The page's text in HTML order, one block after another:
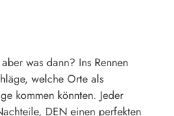
was dann? Ins Rennen
welche Orte als
kommen könnten. Jeder
DEN einen perfekten